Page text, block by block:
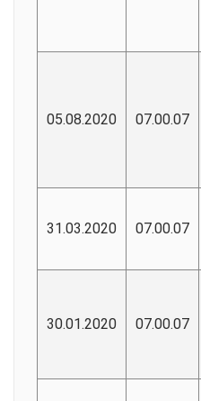
05.08.2020 07.00.07
31.03.2020 07.00.07
30.01.2020 07.00.07